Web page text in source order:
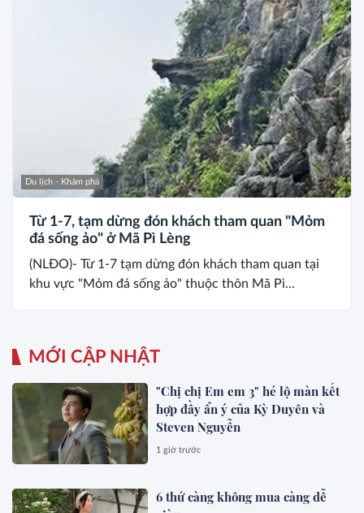
Du lịch - Khám phá
Từ 1-7, tạm dừng đón khách tham quan "Mỏm
đá sống ảo" ở Mã Pì Lèng
(NLĐO)- Từ 1-7 tạm dừng đón khách tham quan tại
khu vực "Mỏm đá sống ảo" thuộc thôn Mã Pì...
MỚI CẬP NHẬT
"Chị chị Em em 3" hé lộ màn kết
hợp đầy ẩn ý của Kỳ Duyên và
Steven Nguyễn
1 giờ trước
6 thứ càng không mua càng dễ